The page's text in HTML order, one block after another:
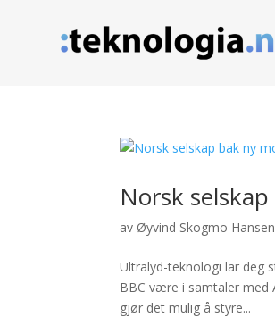
Norsk
av Øyvind Skogmo Hansen
Ultralyd-teknologi lar deg
BBC være i samtaler med
gjør det mulig å styre...